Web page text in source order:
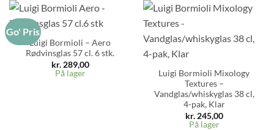
Go' Pris
Luigi Bormioli – Aero
Rødvinsglas 57 cl. 6 stk.
kr.289,00
På lager
Luigi Bormioli Mixology
Textures –
Vandglas/whiskyglas 38 cl,
4-pak, Klar
kr.245,00
På lager